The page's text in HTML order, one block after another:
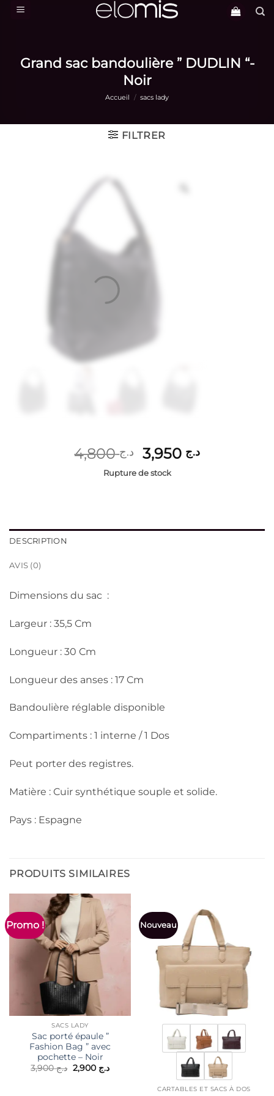
Passer
Grand sac bandoulière ” DUDLIN “-
Noir
Accueil / sacs lady
FILTRER
د.ج4,800
Le
prix
د.ج 3,950
Le
Rupture de stock
DESCRIPTION
AVIS (0)
Dimensions du sac :
Largeur : 35,5 Cm
Longueur : 30 Cm
Longueur des anses : 17 Cm
Bandoulière réglable disponible
Compartiments : 1 interne / 1 Dos
Peut porter des registres.
Matière : Cuir synthétique souple et solide.
Pays : Espagne
PRODUITS SIMILAIRES
Promo !
SACS LADY
Sac porté épaule ”
Fashion Bag ” avec
pochette – Noir
د.ج3,900
Le
prix
د.ج 2,900
Le
Nouveau
CARTABLES ET SACS À DOS